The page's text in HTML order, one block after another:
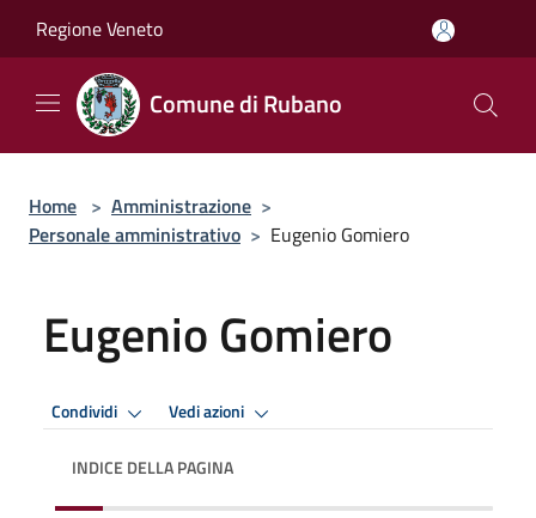
Regione Veneto
Comune di Rubano
Home > Amministrazione >
Personale amministrativo > Eugenio Gomiero
Eugenio Gomiero
Condividi Vedi azioni
INDICE DELLA PAGINA